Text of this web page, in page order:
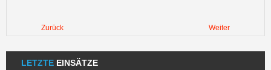
Zurück Weiter
LETZTE EINSÄTZE